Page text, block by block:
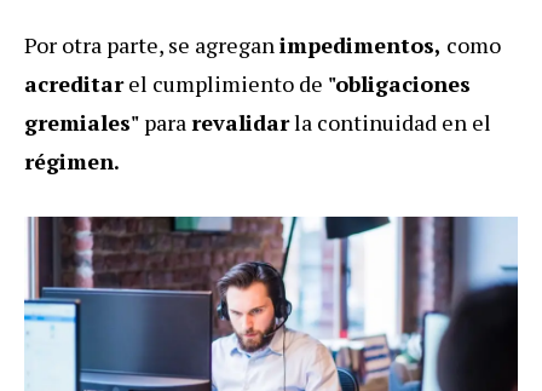
Por otra parte, se agregan impedimentos, como
acreditarel cumplimiento de "obligaciones
gremiales" para revalidarla continuidad en el
régimen.